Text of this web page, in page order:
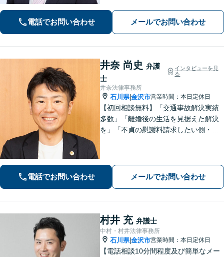
【初回３０分間相談無料】
電話でお問い合わせ メールでお問い合わせ
井奈 尚史 弁護
士
インタビューを見
る
井奈法律事務所
石川県|金沢市営業時間：本日定休日
【初回相談無料】「交通事故解決実績
多数」「離婚後の生活を見据えた解決
を」「不貞の慰謝料請求したい側・さ
豊富」【完全個室】【子連れ相談可】
電話でお問い合わせ メールでお問い合わせ
村井 充 弁護士
中村・村井法律事務所
石川県|金沢市営業時間：本日定休日
【電話相談10分間程度及び簡単なメー